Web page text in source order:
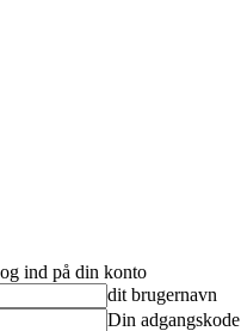
ind på din konto
dit brugernavn
Din adgangskode